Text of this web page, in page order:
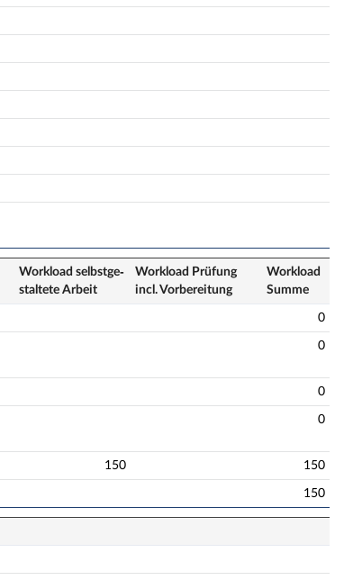
Workload selbstge­
staltete Arbeit
Workload Prüfung
incl. Vorbereitung
Workload
Summe
0
0
0
0
150 150
150